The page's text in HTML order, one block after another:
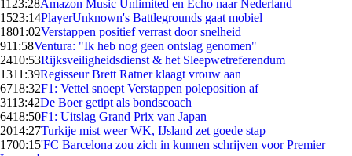
11 23:28Amazon Music Unlimited en Echo naar Nederland
1523:14PlayerUnknown's Battlegrounds gaat mobiel
1801:02Verstappen positief verrast door snelheid
911:58Ventura: "Ik heb nog geen ontslag genomen"
2410:53Rijksveiligheidsdienst & het Sleepwetreferendum
1311:39Regisseur Brett Ratner klaagt vrouw aan
6718:32F1: Vettel snoept Verstappen poleposition af
3113:42De Boer getipt als bondscoach
6418:50F1: Uitslag Grand Prix van Japan
2014:27Turkije mist weer WK, IJsland zet goede stap
1700:15'FC Barcelona zou zich in kunnen schrijven voor Premier